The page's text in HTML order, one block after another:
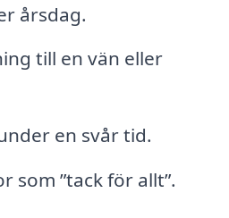
årsdag.
till en vän eller
en svår tid.
som ”tack för allt”.